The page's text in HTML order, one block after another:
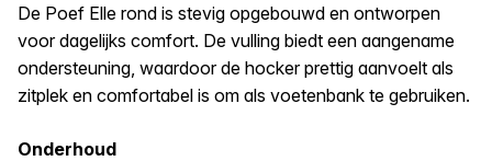
De Poef Elle rond is stevig opgebouwd en ontworpen
voor dagelijks comfort. De vulling biedt een aangename
ondersteuning, waardoor de hocker prettig aanvoelt als
zitplek en comfortabel is om als voetenbank te gebruiken.
Onderhoud